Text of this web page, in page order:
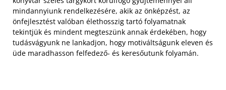
mindannyiunk rendelkezésére, akik az önképzést, az
önfejlesztést valóban élethosszig tartó folyamatnak
tekintjük és mindent megteszünk annak érdekében, hogy
tudásvágyunk ne lankadjon, hogy motiváltságunk eleven és
üde maradhasson felfedező- és keresőutunk folyamán.